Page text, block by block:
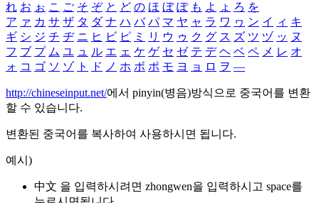
れ お ぉ こ ご そ ぞ と ど の ほ ぼ ぽ も よ ょ ろ を
ア ァ カ サ ザ タ ダ ナ ハ バ パ マ ヤ ャ ラ ワ ヮ ン イ ィ キ
ギ シ ジ チ ヂ ニ ヒ ビ ピ ミ リ ウ ゥ ク グ ス ズ ツ ヅ ッ ヌ
フ ブ プ ム ユ ュ ル エ ェ ケ ゲ セ ゼ テ デ ヘ ベ ペ メ レ オ
ォ コ ゴ ソ ゾ ト ド ノ ホ ボ ポ モ ヨ ョ ロ ヲ ―
http://chineseinput.net/에서 pinyin(병음)방식으로 중국어를 변환
할 수 있습니다.
변환된 중국어를 복사하여 사용하시면 됩니다.
예시)
中文 을 입력하시려면 zhongwen을 입력하시고 space를